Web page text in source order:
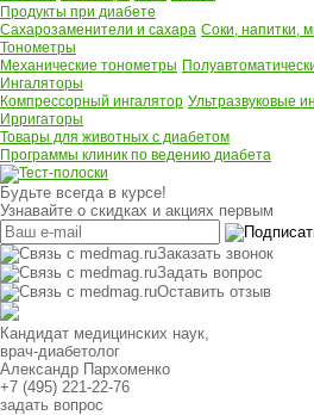
Продукты при диабете
Сахарозаменители и сахара Соки, напитки,
Тонометры
Механические тонометры
Ингаляторы
Компрессорный ингалятор Ультразвуковые
Ирригаторы
Товары для животных с диабетом
Программы клиник по ведению диабета
Будьте всегда в курсе!
Узнавайте о скидках и акциях первым
Заказать звонок
Задать вопрос
Оставить отзыв
Кандидат медицинских наук,
врач-диабетолог
Александр Пархоменко
+7 (495) 221-22-76
задать вопрос